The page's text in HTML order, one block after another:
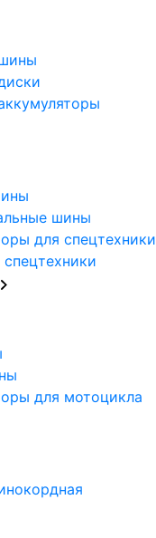
шины
для спецтехники
для мотоцикла